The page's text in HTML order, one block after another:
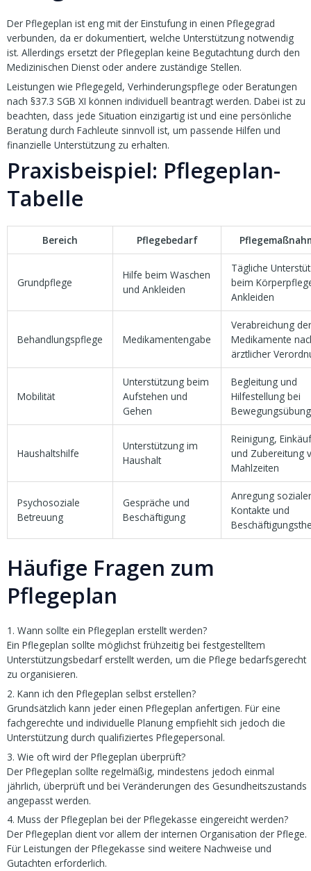
Der Pflegeplan ist eng mit der Einstufung in einen Pflegegrad
verbunden, da er dokumentiert, welche Unterstützung notwendig
ist. Allerdings ersetzt der Pflegeplan keine Begutachtung durch den
Medizinischen Dienst oder andere zuständige Stellen.
Leistungen wie Pflegegeld, Verhinderungspflege oder Beratungen
nach §37.3 SGB XI können individuell beantragt werden. Dabei ist zu
beachten, dass jede Situation einzigartig ist und eine persönliche
Beratung durch Fachleute sinnvoll ist, um passende Hilfen und
finanzielle Unterstützung zu erhalten.
Praxisbeispiel: Pflegeplan-
Tabelle
Bereich Pflegebedarf
Grundpflege
Hilfe beim Waschen
und Ankleiden
Tägliche
beim
Ankleiden
Behandlungspflege Medikamentengabe
Verabreichung
Medikamente
ärztlicher
Mobilität
Unterstützung beim
Aufstehen und
Gehen
Begleitung und
Hilfestellung bei
Haushaltshilfe
Unterstützung im
Haushalt
Reinigung,
und Zubereitung
Mahlzeiten
Psychosoziale
Betreuung
Gespräche und
Beschäftigung
Anregung
Kontakte und
Häufige Fragen zum
Pflegeplan
1. Wann sollte ein Pflegeplan erstellt werden?
Ein Pflegeplan sollte möglichst frühzeitig bei festgestelltem
Unterstützungsbedarf erstellt werden, um die Pflege bedarfsgerecht
zu organisieren.
2. Kann ich den Pflegeplan selbst erstellen?
Grundsätzlich kann jeder einen Pflegeplan anfertigen. Für eine
fachgerechte und individuelle Planung empfiehlt sich jedoch die
Unterstützung durch qualifiziertes Pflegepersonal.
3. Wie oft wird der Pflegeplan überprüft?
Der Pflegeplan sollte regelmäßig, mindestens jedoch einmal
jährlich, überprüft und bei Veränderungen des Gesundheitszustands
angepasst werden.
4. Muss der Pflegeplan bei der Pflegekasse eingereicht werden?
Der Pflegeplan dient vor allem der internen Organisation der Pflege.
Für Leistungen der Pflegekasse sind weitere Nachweise und
Gutachten erforderlich.